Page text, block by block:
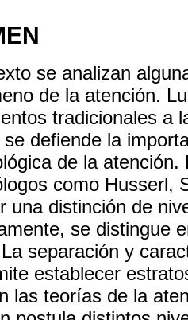
se analizan
de la atención.
tradicionales a
defiende la
de la
como Husserl,
una distinción de
se distingue
separación y
establecer
las teorías de la